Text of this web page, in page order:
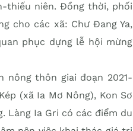
thiếu niên. Đồng thời, phối
cho các xã: Chư Đang Ya,
phục dựng lễ hội mừng
thôn giai đoạn 2021-
(xã Ia Mơ Nông), Kon Sơ
Làng Ia Gri có các điểm du